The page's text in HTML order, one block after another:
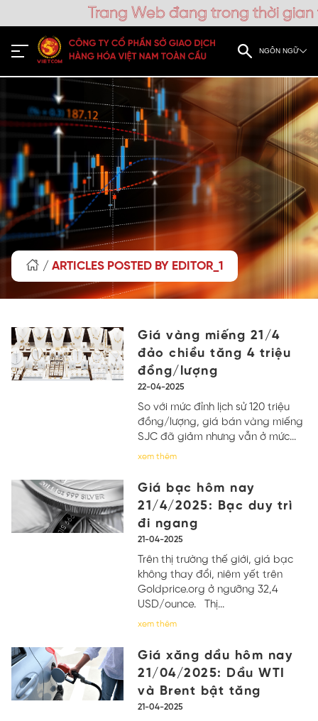
Trang Web đang trong thời gian
NGÔN NGỮ
/ ARTICLES POSTED BY EDITOR_1
Giá vàng miếng 21/4
đảo chiều tăng 4 triệu
đồng/lượng
22-04-2025
So với mức đỉnh lịch sử 120 triệu
đồng/lượng, giá bán vàng miếng
SJC đã giảm nhưng vẫn ở mức...
xem thêm
Giá bạc hôm nay
21/4/2025: Bạc duy trì
đi ngang
21-04-2025
Trên thị trường thế giới, giá bạc
không thay đổi, niêm yết trên
Goldprice.org ở ngưỡng 32,4
USD/ounce. Thị...
xem thêm
Giá xăng dầu hôm nay
21/04/2025: Dầu WTI
và Brent bật tăng
21-04-2025